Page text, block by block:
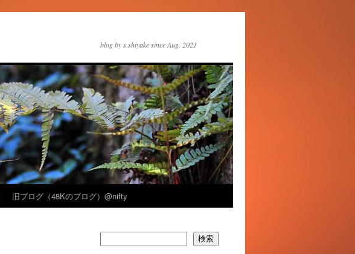
blog by s.shiyake since Aug. 2021
旧ブログ（48Kのブログ）@nifty
検索